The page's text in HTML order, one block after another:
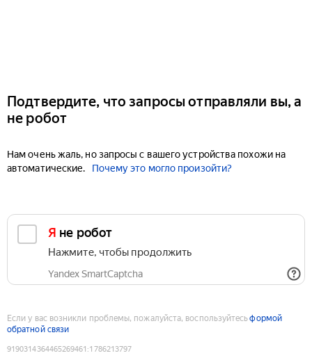
Подтвердите, что запросы отправляли вы, а
не робот
Нам очень жаль, но запросы с вашего устройства похожи на
автоматические.
Почему это могло произойти?
Я не робот
Нажмите, чтобы продолжить
Yandex SmartCaptcha
Если у вас возникли проблемы, пожалуйста, воспользуйтесьформой
обратной связи
9190314364465269461 :1786213797